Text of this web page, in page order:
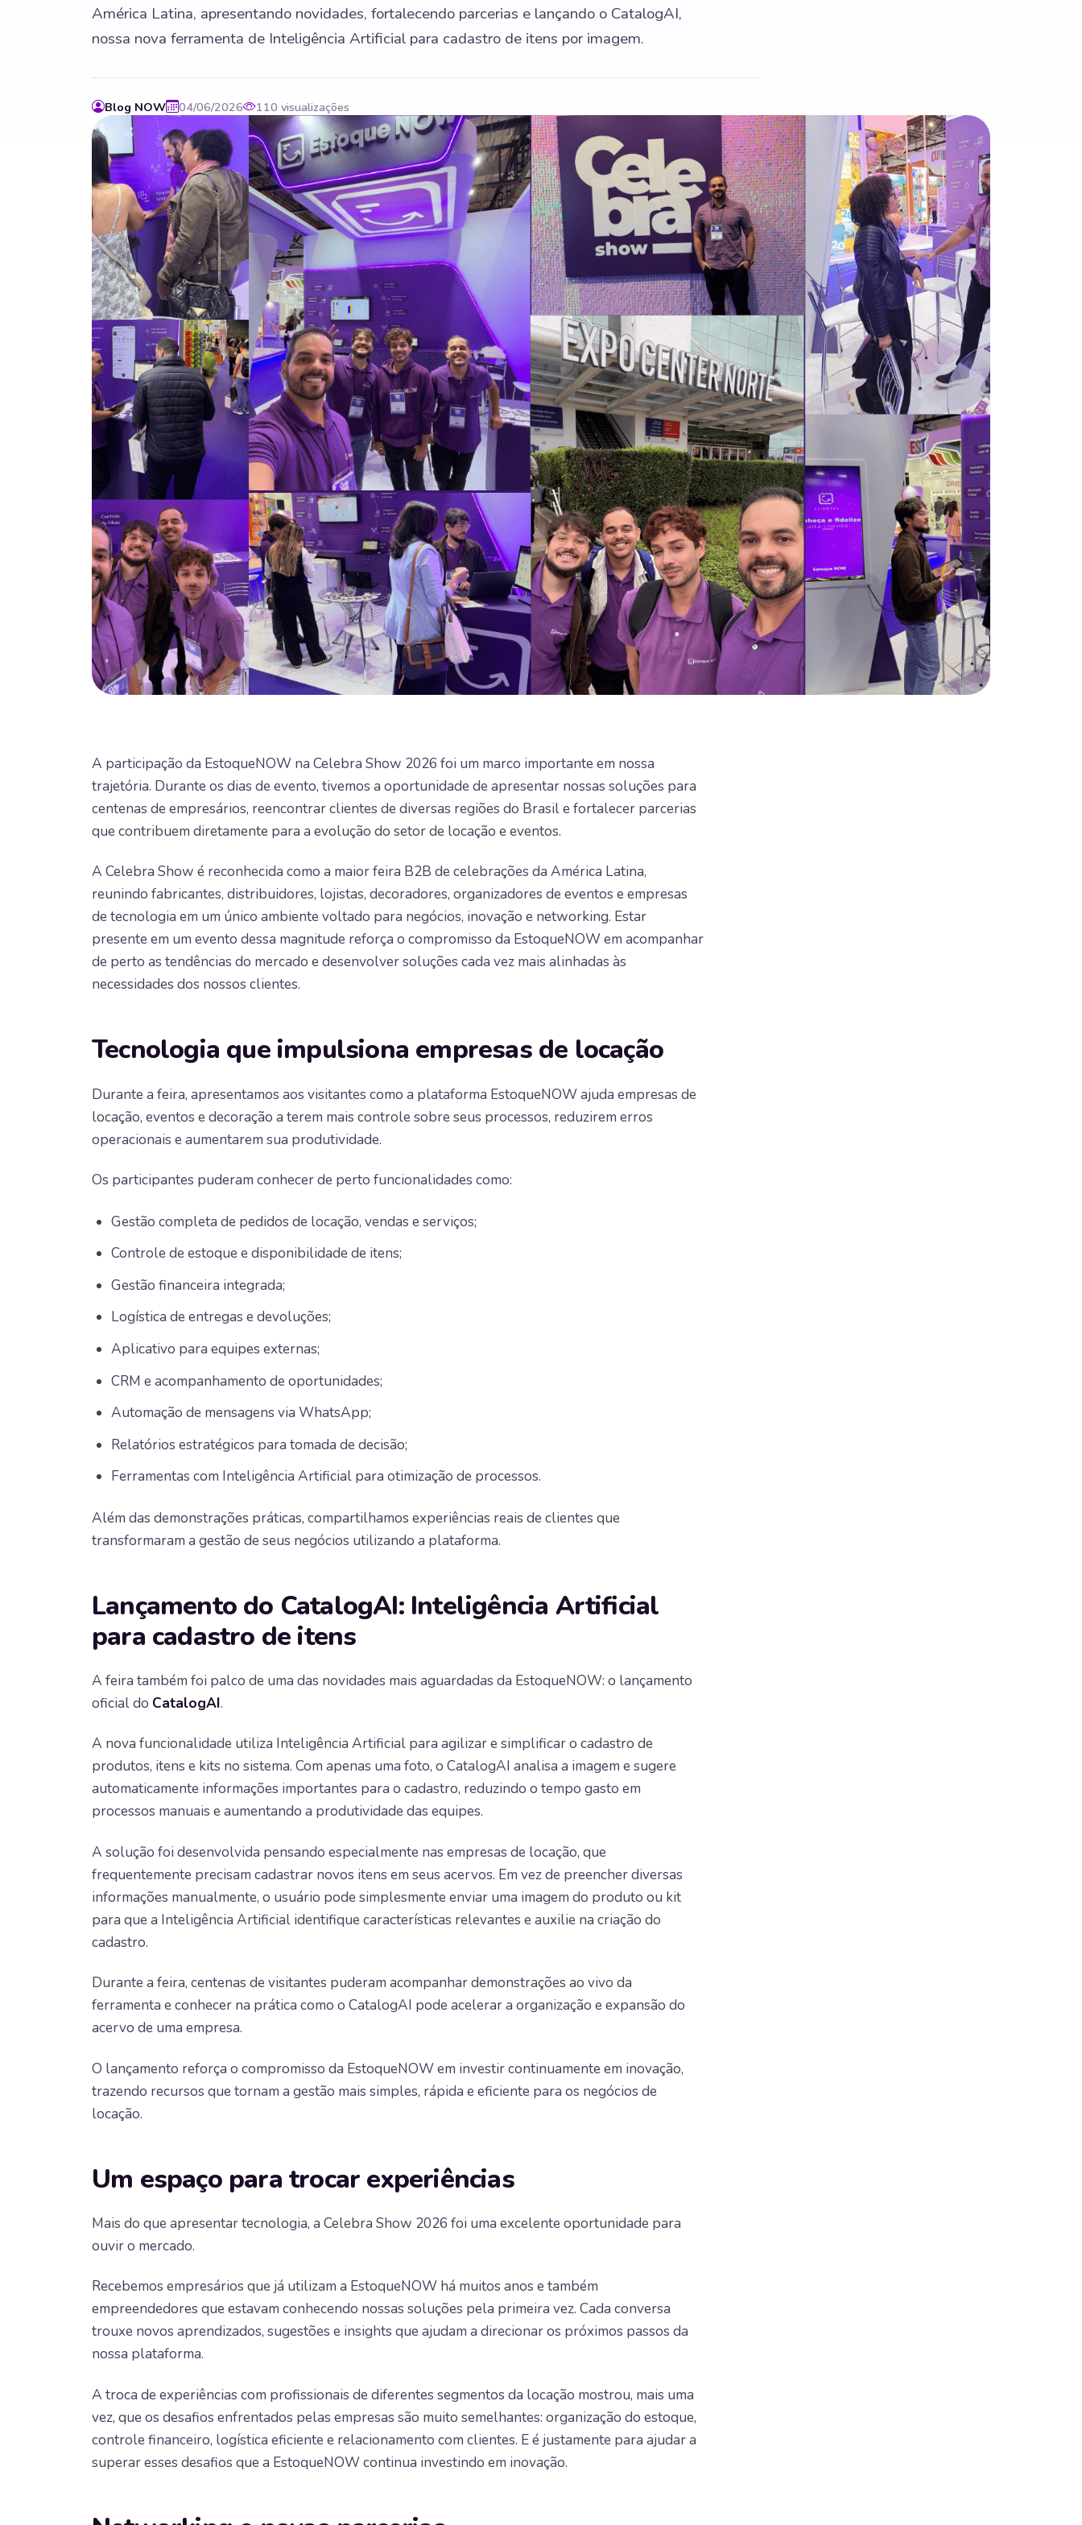
América Latina, apresentando novidades, fortalecendo parcerias e lançando o CatalogAI,
nossa nova ferramenta de Inteligência Artificial para cadastro de itens por imagem.
Blog NOW 04/06/2026 110 visualizações
A participação da EstoqueNOW na Celebra Show 2026 foi um marco importante em nossa
trajetória. Durante os dias de evento, tivemos a oportunidade de apresentar nossas soluções para
centenas de empresários, reencontrar clientes de diversas regiões do Brasil e fortalecer parcerias
que contribuem diretamente para a evolução do setor de locação e eventos.
A Celebra Show é reconhecida como a maior feira B2B de celebrações da América Latina,
reunindo fabricantes, distribuidores, lojistas, decoradores, organizadores de eventos e empresas
de tecnologia em um único ambiente voltado para negócios, inovação e networking. Estar
presente em um evento dessa magnitude reforça o compromisso da EstoqueNOW em acompanhar
de perto as tendências do mercado e desenvolver soluções cada vez mais alinhadas às
necessidades dos nossos clientes.
Tecnologia que impulsiona empresas de locação
Durante a feira, apresentamos aos visitantes como a plataforma EstoqueNOW ajuda empresas de
locação, eventos e decoração a terem mais controle sobre seus processos, reduzirem erros
operacionais e aumentarem sua produtividade.
Os participantes puderam conhecer de perto funcionalidades como:
Gestão completa de pedidos de locação, vendas e serviços;
Controle de estoque e disponibilidade de itens;
Gestão financeira integrada;
Logística de entregas e devoluções;
Aplicativo para equipes externas;
CRM e acompanhamento de oportunidades;
Automação de mensagens via WhatsApp;
Relatórios estratégicos para tomada de decisão;
Ferramentas com Inteligência Artificial para otimização de processos.
Além das demonstrações práticas, compartilhamos experiências reais de clientes que
transformaram a gestão de seus negócios utilizando a plataforma.
Lançamento do CatalogAI: Inteligência Artificial
para cadastro de itens
A feira também foi palco de uma das novidades mais aguardadas da EstoqueNOW: o lançamento
oficial do CatalogAI.
A nova funcionalidade utiliza Inteligência Artificial para agilizar e simplificar o cadastro de
produtos, itens e kits no sistema. Com apenas uma foto, o CatalogAI analisa a imagem e sugere
automaticamente informações importantes para o cadastro, reduzindo o tempo gasto em
processos manuais e aumentando a produtividade das equipes.
A solução foi desenvolvida pensando especialmente nas empresas de locação, que
frequentemente precisam cadastrar novos itens em seus acervos. Em vez de preencher diversas
informações manualmente, o usuário pode simplesmente enviar uma imagem do produto ou kit
para que a Inteligência Artificial identifique características relevantes e auxilie na criação do
cadastro.
Durante a feira, centenas de visitantes puderam acompanhar demonstrações ao vivo da
ferramenta e conhecer na prática como o CatalogAI pode acelerar a organização e expansão do
acervo de uma empresa.
O lançamento reforça o compromisso da EstoqueNOW em investir continuamente em inovação,
trazendo recursos que tornam a gestão mais simples, rápida e eficiente para os negócios de
locação.
Um espaço para trocar experiências
Mais do que apresentar tecnologia, a Celebra Show 2026 foi uma excelente oportunidade para
ouvir o mercado.
Recebemos empresários que já utilizam a EstoqueNOW há muitos anos e também
empreendedores que estavam conhecendo nossas soluções pela primeira vez. Cada conversa
trouxe novos aprendizados, sugestões e insights que ajudam a direcionar os próximos passos da
nossa plataforma.
A troca de experiências com profissionais de diferentes segmentos da locação mostrou, mais uma
vez, que os desafios enfrentados pelas empresas são muito semelhantes: organização do estoque,
controle financeiro, logística eficiente e relacionamento com clientes. E é justamente para ajudar a
superar esses desafios que a EstoqueNOW continua investindo em inovação.